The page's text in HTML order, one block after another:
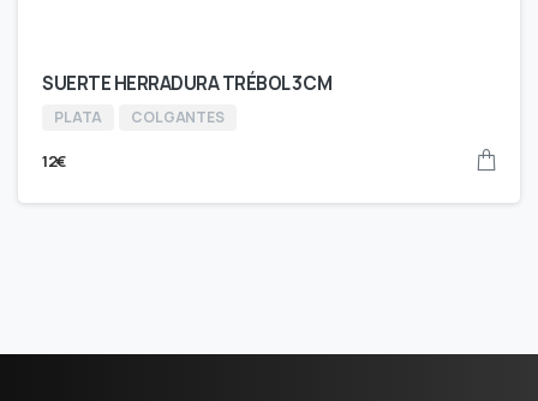
SUERTE HERRADURA TRÉBOL 3CM
PLATA COLGANTES
12€